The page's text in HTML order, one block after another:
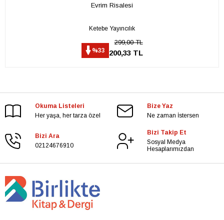
Evrim Risalesi
Ketebe Yayıncılık
%33
299,00 TL
200,33 TL
Okuma Listeleri
Her yaşa, her tarza özel
Bize Yaz
Ne zaman İstersen
Bizi Ara
02124676910
Bizi Takip Et
Sosyal Medya
Hesaplarımızdan